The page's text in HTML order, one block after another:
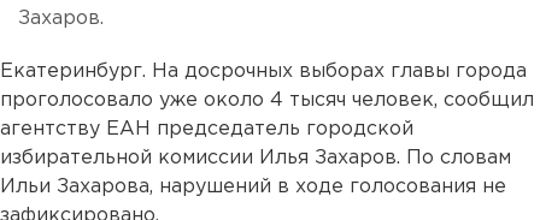
Захаров.
Екатеринбург. На досрочных выборах главы города
проголосовало уже около 4 тысяч человек, сообщил
агентству ЕАН председатель городской
избирательной комиссии Илья Захаров. По словам
Ильи Захарова, нарушений в ходе голосования не
зафиксировано.